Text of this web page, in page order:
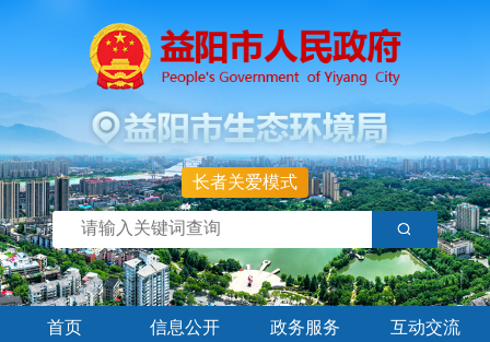
长者关爱模式
首页 信息公开 政务服务 互动交流